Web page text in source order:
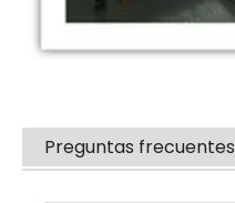
Preguntas frecuentes